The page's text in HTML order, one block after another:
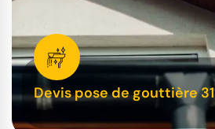
Devis pose de gouttière 31